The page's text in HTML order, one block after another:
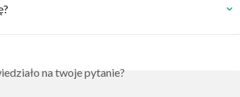
na twoje pytanie?